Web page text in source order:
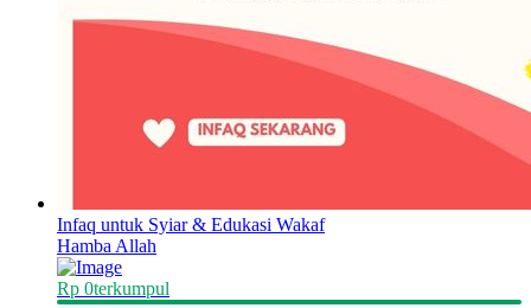
Infaq untuk Syiar & Edukasi Wakaf
Hamba Allah
Rp 0terkumpul